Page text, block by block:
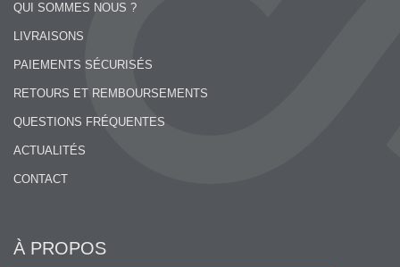
QUI SOMMES NOUS ?
LIVRAISONS
PAIEMENTS SÉCURISÉS
RETOURS ET REMBOURSEMENTS
QUESTIONS FRÉQUENTES
ACTUALITÉS
CONTACT
À PROPOS